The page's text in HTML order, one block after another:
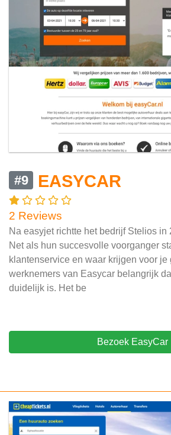
#9 EASYCAR
2 Reviews
Na easyjet richtte het bedrijf Stelios in
Net als hun succesvolle voorganger
klantenservice en waar krijgen voor je
werknemers van Easycar belangrijk
duidelijk is. Het be
Bezoek EasyCar